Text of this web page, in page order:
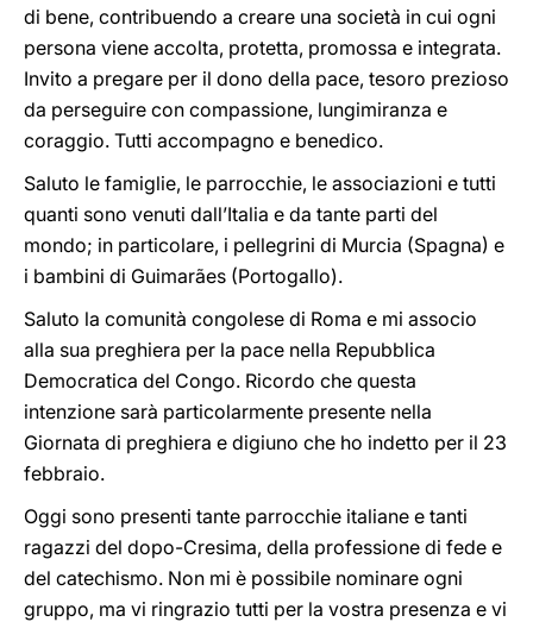
di bene, contribuendo a creare una società in cui ogni
persona viene accolta, protetta, promossa e integrata.
Invito a pregare per il dono della pace, tesoro prezioso
da perseguire con compassione, lungimiranza e
coraggio. Tutti accompagno e benedico.
Saluto le famiglie, le parrocchie, le associazioni e tutti
quanti sono venuti dall’Italia e da tante parti del
mondo; in particolare, i pellegrini di Murcia (Spagna) e
i bambini di Guimarães (Portogallo).
Saluto la comunità congolese di Roma e mi associo
alla sua preghiera per la pace nella Repubblica
Democratica del Congo. Ricordo che questa
intenzione sarà particolarmente presente nella
Giornata di preghiera e digiuno che ho indetto per il 23
febbraio.
Oggi sono presenti tante parrocchie italiane e tanti
ragazzi del dopo-Cresima, della professione di fede e
del catechismo. Non mi è possibile nominare ogni
gruppo, ma vi ringrazio tutti per la vostra presenza e vi